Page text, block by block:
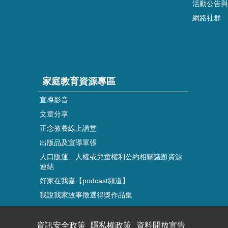
活動公告
網路社群
家庭教育資源專區
宣導影音
文章分享
正念教養線上講堂
出版品及宣導單張
人口販運、人權或兒童權利公約相關議題資源
連結
好家在我嘉【podcast頻道】
我說我家故事徵選得獎作品集
資訊安全政策 隱私權政策 資料開放宣告